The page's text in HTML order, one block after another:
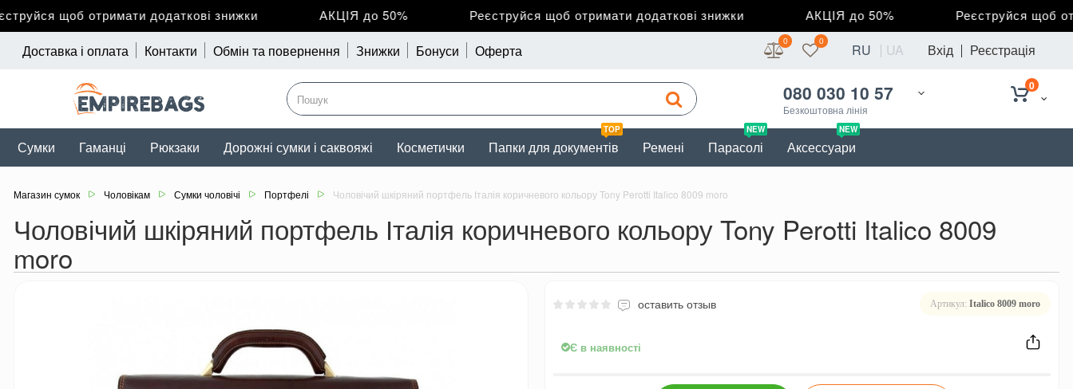
щоб отримати додаткові знижки АКЦІЯ до 50% Реєструйся щоб отримати додаткові знижки АКЦІЯ до 50% Реєструйся щоб
Доставка і оплата Контакти Обмін та повернення Знижки Бонуси Оферта Вхід Реєстрація
0 0 RU UA
080 030 10 57
Безкоштовна лінія
0
Сумки Гаманці Рюкзаки Дорожні сумки і саквояжі Косметички
TOP
Папки для документів Ремені
NEW
Парасолі
NEW
Аксессуари
Магазин сумок Чоловікам Сумки чоловічі Портфелі Чоловічий шкіряний портфель Італія коричневого кольору Tony Perotti Italico 8009 moro
Чоловічий шкіряний портфель Італія коричневого кольору Tony Perotti Italico 8009
moro
оставить отзыв Артикул: Italico 8009 moro
Є в наявності